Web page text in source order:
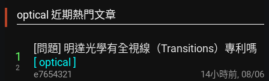
optical 近期熱門文章
1
2
[問題] 明達光學有全視線（Transitions）專利嗎
[optical ]
e7654321 14小時前, 08/06